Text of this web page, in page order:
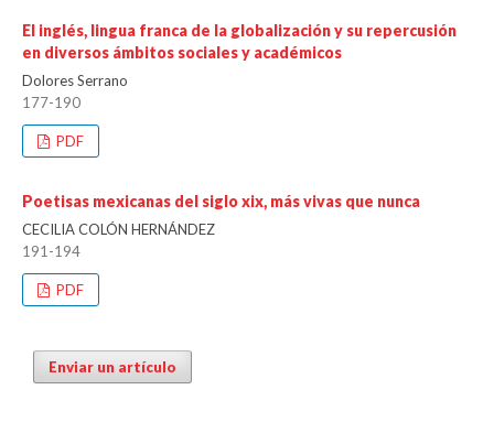
El inglés, lingua franca de la globalización y su repercusión
en diversos ámbitos sociales y académicos
Dolores Serrano
177-190
PDF
Poetisas mexicanas del siglo xix, más vivas que nunca
CECILIA COLÓN HERNÁNDEZ
191-194
PDF
Enviar un artículo